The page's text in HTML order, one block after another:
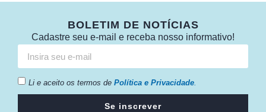
BOLETIM DE NOTÍCIAS
Cadastre seu e-mail e receba nosso informativo!
Li e aceito os termos de Política e Privacidade.
Se inscrever